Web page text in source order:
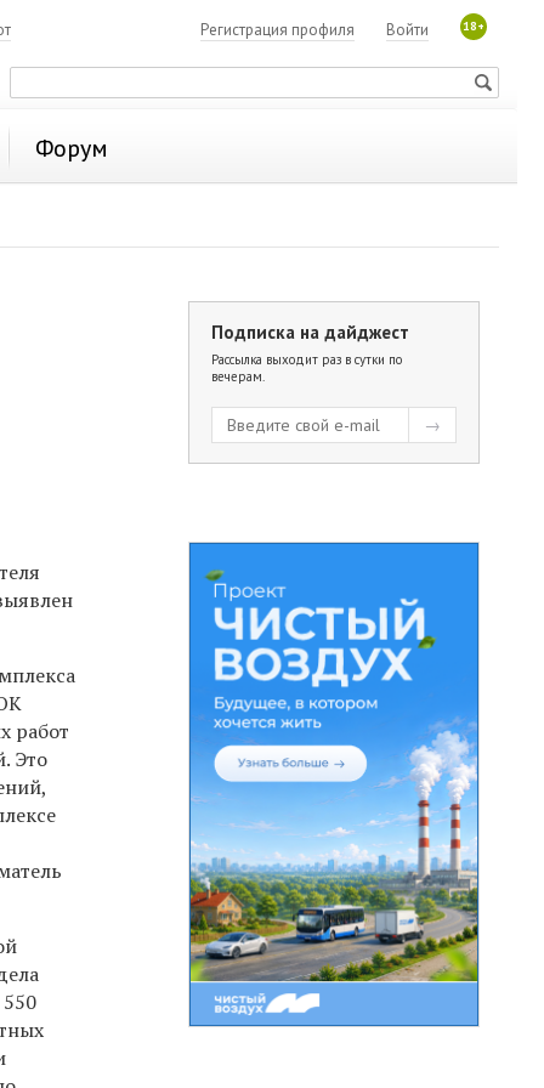
18+
Войти
Регистрация профиля
Форум
работ
Это
Подписка на дайджест
Рассылка выходит раз в сутки по
вечерам.